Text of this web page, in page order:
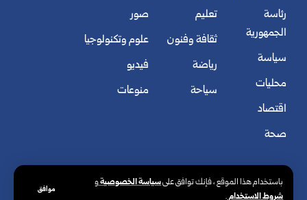
باستخدام هذا الموقع ، فإنك توافق علىسياسة الخصوصيةو
شروط الاستخدام.
موافق
رئاسة
الجمهورية
سياسة
محليات
اقتصاد
صحة
تعليم
ثقافة وفنون
رياضة
سياحة
صور
علوم وتكنولوجيا
فيديو
منوعات